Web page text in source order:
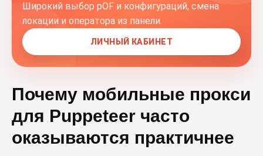
Широкий выбор pOF и конфигураций, смена
локации и оператора из панели.
ЛИЧНЫЙ КАБИНЕТ
Почему мобильные прокси
для Puppeteer часто
оказываются практичнее